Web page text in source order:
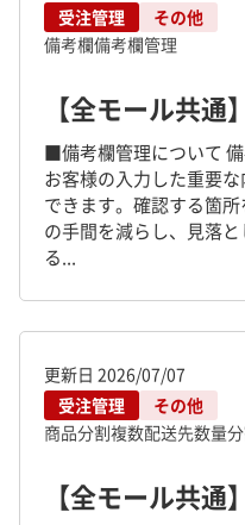
受注管理
その他
備考欄備考欄管理
【全モール共
■備考欄管理について 備
お客様の入力した重要
できます。確認する箇
の手間を減らし、見落
る...
更新日 2026/07/07
受注管理
その他
商品分割複数配送先数量